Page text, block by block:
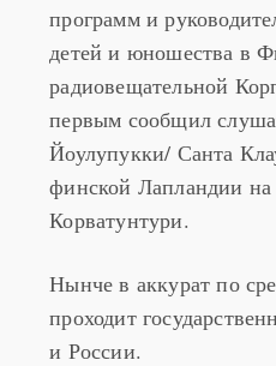
программ и
детей и юношества в
радиовещательной
первым сообщил
Йоулупукки/ Санта
финской Лапландии на
Корватунтури.
Нынче в аккурат по
проходит
и России.